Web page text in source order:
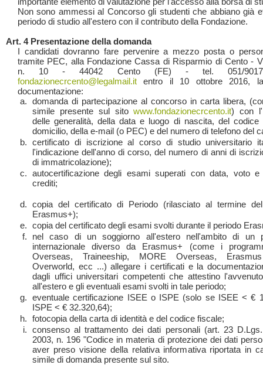
Non sono ammessi al Concorso gli studenti che abbiano già
periodo di studio all'estero con il contributo della Fondazione.
Art. 4 Presentazione della domanda
I candidati dovranno fare pervenire a mezzo posta o
tramite PEC, alla Fondazione Cassa di Risparmio di Cento -
n. 10 - 44042 Cento (FE) - tel. 051/901790/
fondazionecrcento@legalmail.it entro il 10 ottobre 2016, la
documentazione:
domanda di partecipazione al concorso in carta libera,
simile presente sul sitowww.fondazionecrcento.it) con
delle generalità, della data e luogo di nascita, del codice
domicilio, della e-mail (o PEC) e del numero di telefono del
certificato di iscrizione al corso di studio universitario
l'indicazione dell'anno di corso, del numero di anni di
di immatricolazione);
autocertificazione degli esami superati con data, voto
crediti;
copia del certificato di Periodo (rilasciato al termine
Erasmus+);
copia del certificato degli esami svolti durante il periodo
nel caso di un soggiorno all'estero nell'ambito di un
internazionale diverso da Erasmus+ (come i
Overseas, Traineeship, MORE Overseas,
Overworld, ecc ...) allegare i certificati e la
dagli uffici universitari competenti che attestino
all'estero e gli eventuali esami svolti in tale periodo;
eventuale certificazione ISEE o ISPE (solo se ISEE < €
ISPE < € 32.320,64);
fotocopia della carta di identità e del codice fiscale;
consenso al trattamento dei dati personali (art. 23
2003, n. 196 "Codice in materia di protezione dei dati
aver preso visione della relativa informativa riportata in
simile di domanda presente sul sito.